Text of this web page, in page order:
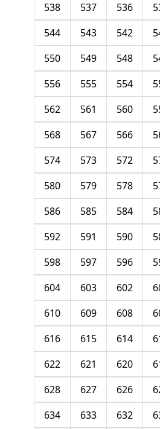
536
537
538
542
543
544
548
549
550
554
555
556
560
561
562
566
567
568
572
573
574
578
579
580
584
585
586
590
591
592
596
597
598
602
603
604
608
609
610
614
615
616
620
621
622
626
627
628
632
633
634